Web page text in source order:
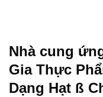
Nhà cung
Gia Thực
Dạng Hạt ß